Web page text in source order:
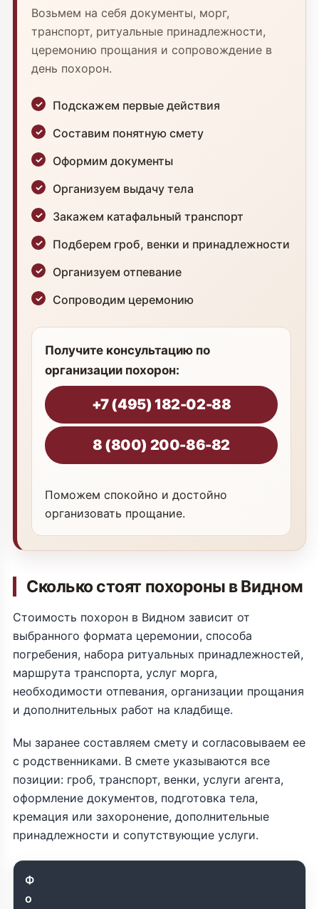
Возьмем на себя документы, морг,
транспорт, ритуальные принадлежности,
церемонию прощания и сопровождение в
день похорон.
Подскажем первые действия
Составим понятную смету
Оформим документы
Организуем выдачу тела
Закажем катафальный транспорт
Подберем гроб, венки и принадлежности
Организуем отпевание
Сопроводим церемонию
Получите консультацию по
организации похорон:
+7 (495) 182-02-88
8 (800) 200-86-82
Поможем спокойно и достойно
организовать прощание.
Сколько стоят похороны в Видном
Стоимость похорон в Видном зависит от
выбранного формата церемонии, способа
погребения, набора ритуальных принадлежностей,
маршрута транспорта, услуг морга,
необходимости отпевания, организации прощания
и дополнительных работ на кладбище.
Мы заранее составляем смету и согласовываем ее
с родственниками. В смете указываются все
позиции: гроб, транспорт, венки, услуги агента,
оформление документов, подготовка тела,
кремация или захоронение, дополнительные
принадлежности и сопутствующие услуги.
Ф
о